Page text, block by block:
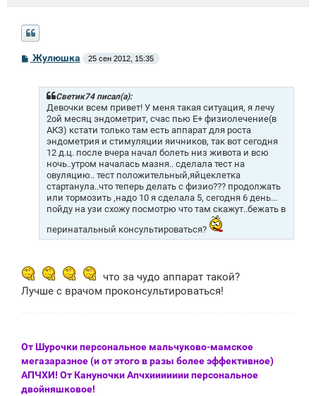
С
о
Жулюшка 25 сен 2012, 15:35
Светик74 писал(а):
Девочки всем привет! У меня такая ситуация, я лечу
2ой месяц эндометрит, счас пью Е+ физиолечение(в
АКЗ) кстати только там есть аппарат для роста
эндометрия и стимуляции яичников, так вот сегодня
12 д.ц. после вчера начал болеть низ живота и всю
ночь..утром началась мазня.. сделала тест на
овуляцию.. тест положительный,яйцеклетка
стартанула..что теперь делать с физио??? продолжать
или тормозить ,надо 10 я сделала 5, сегодня 6 день...
пойду на узи схожу посмотрю что там скажут..бежать в
перинатальный консультироваться?
что за чудо аппарат такой?
Лучше с врачом проконсультироваться!
От Шурочки персональное мальчуково-мамское
мегазаразное (и от этого в разы более эффективное)
АПЧХИ! От Кануночки Апчхиииииии персональное
двойняшковое!